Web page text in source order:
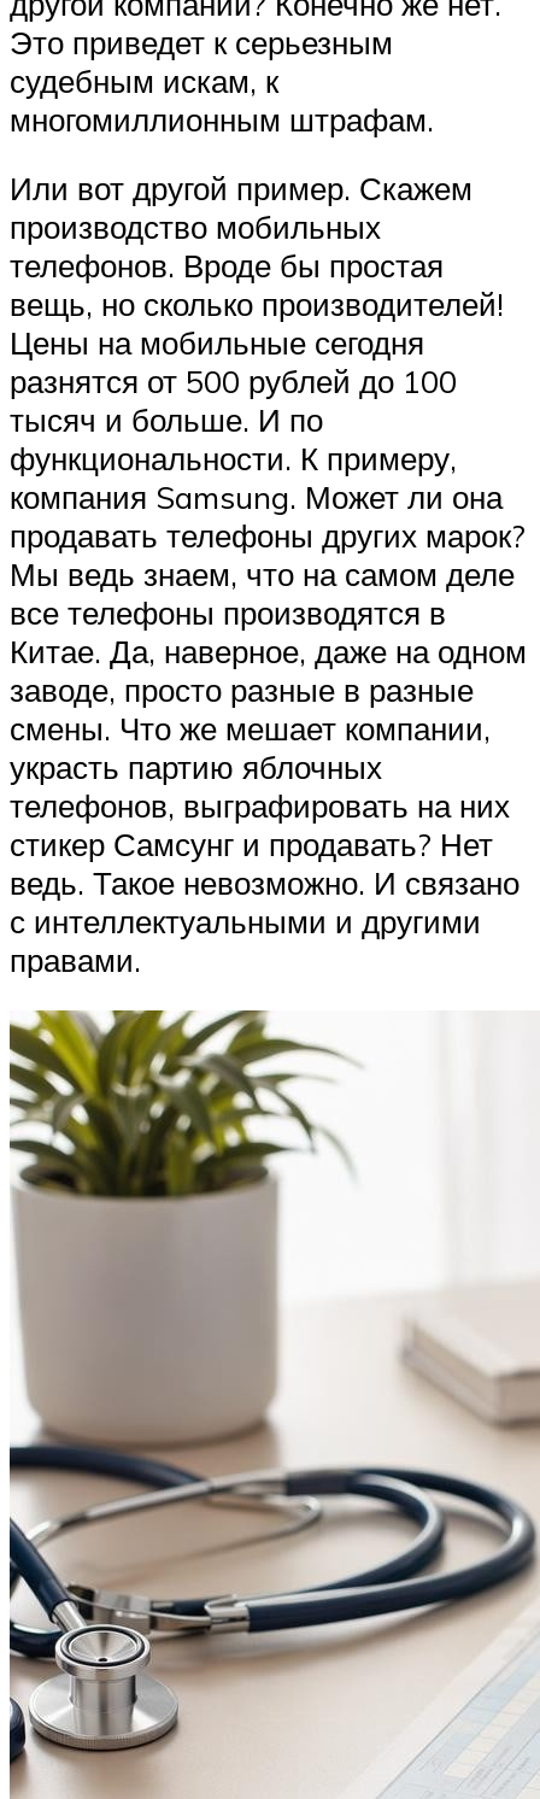
Это приведет к серьезным
судебным искам, к
многомиллионным штрафам.
Или вот другой пример. Скажем
производство мобильных
телефонов. Вроде бы простая
вещь, но сколько производителей!
Цены на мобильные сегодня
разнятся от 500 рублей до 100
тысяч и больше. И по
функциональности. К примеру,
компания Samsung. Может ли она
продавать телефоны других марок?
Мы ведь знаем, что на самом деле
все телефоны производятся в
Китае. Да, наверное, даже на одном
заводе, просто разные в разные
смены. Что же мешает компании,
украсть партию яблочных
телефонов, выграфировать на них
стикер Самсунг и продавать? Нет
ведь. Такое невозможно. И связано
с интеллектуальными и другими
правами.